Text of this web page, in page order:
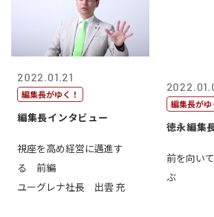
2022.01.21
編集長がゆく！
編集長インタビュー
視座を高め経営に邁進す
る 前編
ユーグレナ社長 出雲 充
編集長がゆ
徳永編集
前を向い
ぶ